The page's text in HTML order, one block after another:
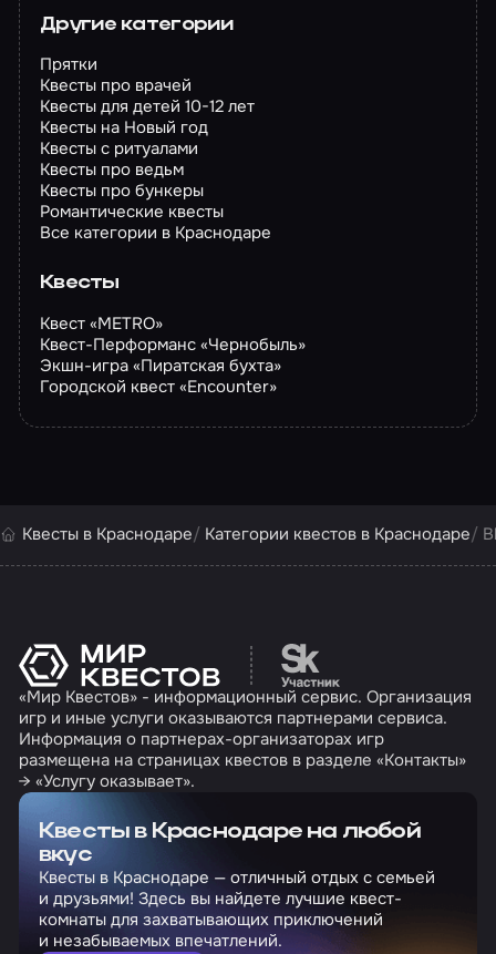
Другие категории
Прятки
Квесты про врачей
Квесты для детей 10-12 лет
Квесты на Новый год
Квесты с ритуалами
Квесты про ведьм
Квесты про бункеры
Романтические квесты
Все категории в Краснодаре
Квесты
Квест «METRO»
Квест-Перформанс «Чернобыль»
Экшн-игра «Пиратская бухта»
Городской квест «Encounter»
Квесты в Краснодаре Категории квестов в Краснодаре
Перейти на сайт
«Мир Квестов» - информационный сервис. Организация
игр и иные услуги оказываются партнерами сервиса.
Информация о партнерах-организаторах игр
размещена на страницах квестов в разделе «Контакты»
→ «Услугу оказывает».
Квесты в Краснодаре на любой
вкус
Квесты в Краснодаре — отличный отдых с семьей
и друзьями! Здесь вы найдете лучшие квест-
комнаты для захватывающих приключений
и незабываемых впечатлений.